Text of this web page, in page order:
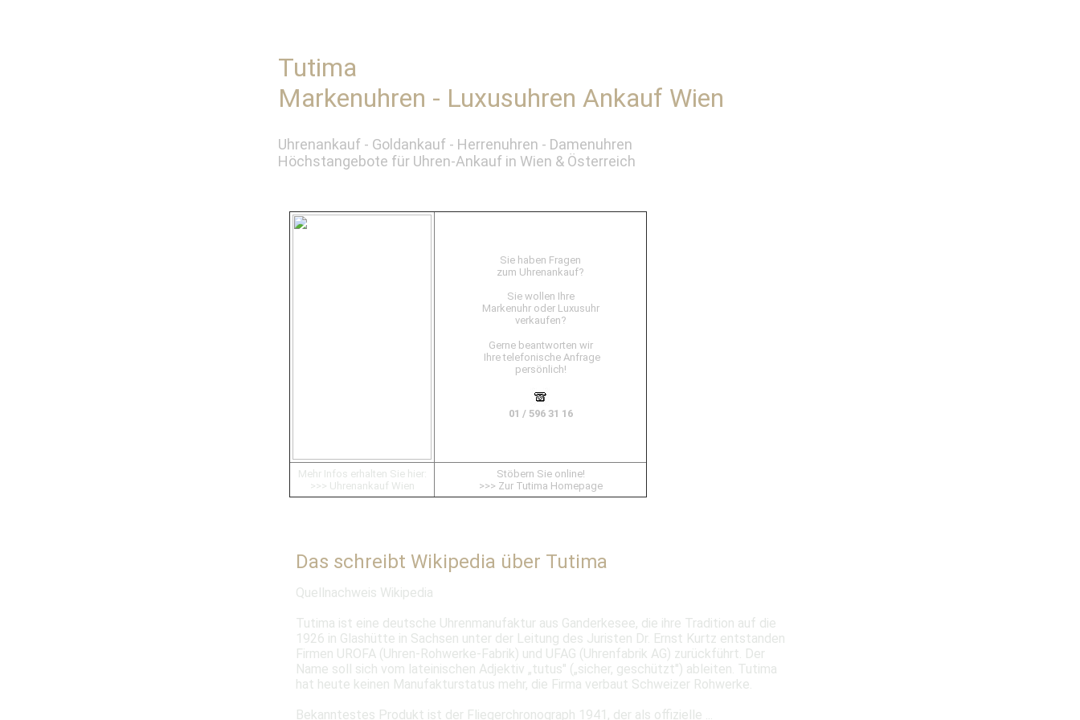
Tutima
Markenuhren - Luxusuhren Ankauf Wien
Uhrenankauf - Goldankauf - Herrenuhren - Damenuhren
Höchstangebote für Uhren-Ankauf in Wien & Österreich
Sie haben Fragen
zum Uhrenankauf?
Sie wollen Ihre
Markenuhr oder Luxusuhr
verkaufen?
Gerne beantworten wir
Ihre telefonische Anfrage
persönlich!
01 / 596 31 16
Mehr Infos erhalten Sie hier:
>>> Uhrenankauf Wien
Stöbern Sie online!
>>> Zur Tutima Homepage
Das schreibt Wikipedia über Tutima
Quellnachweis Wikipedia
Tutima ist eine deutsche Uhrenmanufaktur aus Ganderkesee, die ihre Tradition auf die
1926 in Glashütte in Sachsen unter der Leitung des Juristen Dr. Ernst Kurtz entstanden
Firmen UROFA (Uhren-Rohwerke-Fabrik) und UFAG (Uhrenfabrik AG) zurückführt. Der
Name soll sich vom lateinischen Adjektiv „tutus" („sicher, geschützt") ableiten. Tutima
hat heute keinen Manufakturstatus mehr, die Firma verbaut Schweizer Rohwerke.
Bekanntestes Produkt ist der Fliegerchronograph 1941, der als offizielle ...